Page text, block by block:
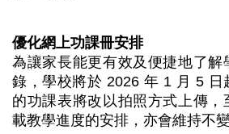
優化網上功課冊安排
為讓家長能更有效及便捷地了解
錄，學校將於 2026 年 1 月 5 日
的功課表將改以拍照方式上傳，
載教學進度的安排，亦會維持不變